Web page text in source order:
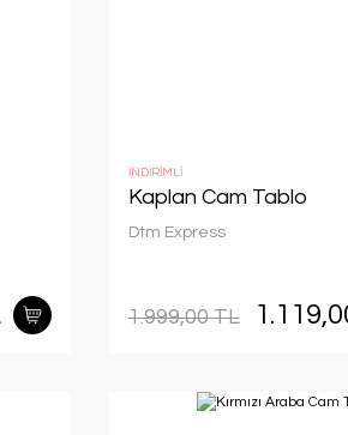
İNDİRİMLİ
Kaplan Cam Tablo
Dtm Express
1.999,00 TL